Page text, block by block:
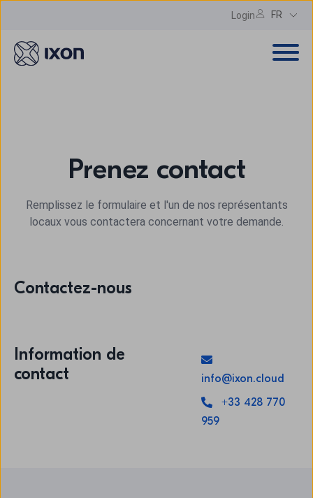
Login FR
Prenez contact
Remplissez le formulaire et l'un de nos représentants
locaux vous contactera concernant votre demande.
Contactez-nous
Information de
contact
info@ixon.cloud
+33 428 770
959